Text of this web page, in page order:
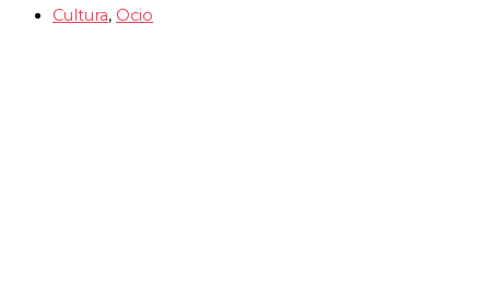
Cultura, Ocio